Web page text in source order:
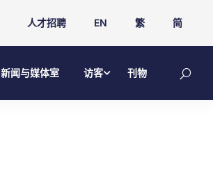
人才招聘 EN 繁 简
新闻与媒体室 访客 刊物